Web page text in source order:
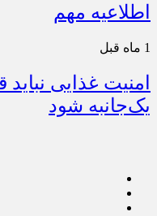
اطلاعیه مهم
1 ماه قبل
امنیت غذایی
یک‌جانبه شود